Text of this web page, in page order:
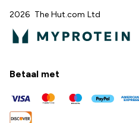
2026 The Hut.com Ltd
Betaal met